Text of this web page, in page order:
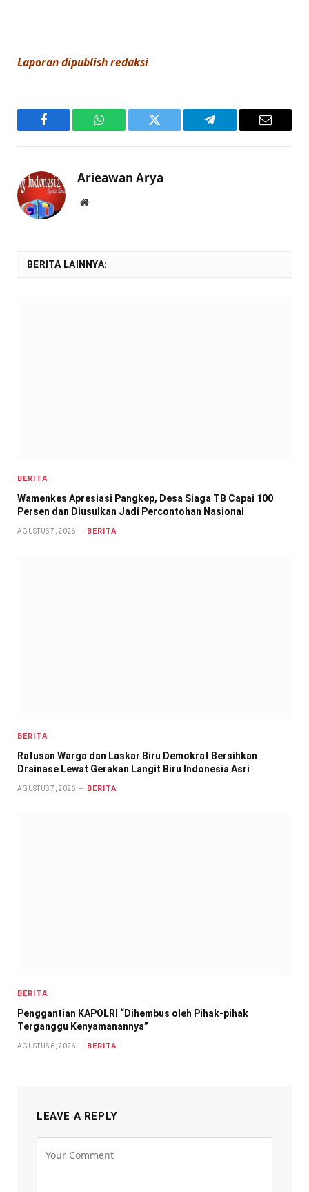
Laporan dipublish redaksi
Facebook WhatsAppTwitter Telegram Email
Arieawan Arya
Website
BERITA LAINNYA:
BERITA
Wamenkes Apresiasi Pangkep, Desa Siaga TB Capai 100
Persen dan Diusulkan Jadi Percontohan Nasional
AGUSTUS 7, 2026 BERITA
BERITA
Ratusan Warga dan Laskar Biru Demokrat Bersihkan
Drainase Lewat Gerakan Langit Biru Indonesia Asri
AGUSTUS 7, 2026 BERITA
BERITA
Penggantian KAPOLRI “Dihembus oleh Pihak-pihak
Terganggu Kenyamanannya”
AGUSTUS 6, 2026 BERITA
LEAVE A REPLY